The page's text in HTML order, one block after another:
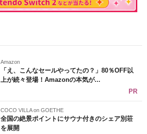
Amazon
「え、こんなセールやってたの？」80％OFF以
上が続々登場！Amazonの本気が...
PR
COCO VILLA on GOETHE
全国の絶景ポイントにサウナ付きのシェア別荘
を展開